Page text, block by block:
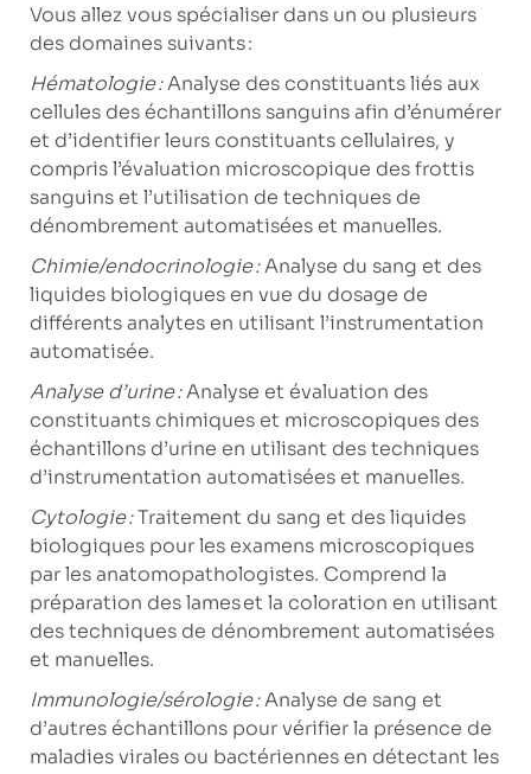
Vous allez vous spécialiser dans un ou plusieurs
des domaines suivants :
Hématologie :Analyse des constituants liés aux
cellules des échantillons sanguins afin d’énumérer
et d’identifier leurs constituants cellulaires, y
compris l’évaluation microscopique des frottis
sanguins et l’utilisation de techniques de
dénombrement automatisées et manuelles.
Chimie/endocrinologie :Analyse du sang et des
liquides biologiques en vue du dosage de
différents analytes en utilisant l’instrumentation
automatisée.
Analyse d’urine :Analyse et évaluation des
constituants chimiques et microscopiques des
échantillons d’urine en utilisant des techniques
d’instrumentation automatisées et manuelles.
Cytologie :Traitement du sang et des liquides
biologiques pour les examens microscopiques
par les anatomopathologistes. Comprend la
préparation des lames et la coloration en utilisant
des techniques de dénombrement automatisées
et manuelles.
Immunologie/sérologie :Analyse de sang et
d’autres échantillons pour vérifier la présence de
maladies virales ou bactériennes en détectant les